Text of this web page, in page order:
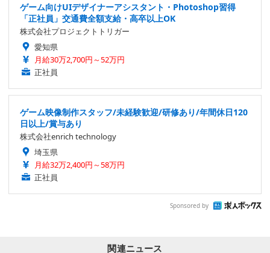
ゲーム向けUIデザイナーアシスタント・Photoshop習得
「正社員」交通費全額支給・高卒以上OK
株式会社プロジェクトトリガー
愛知県
月給30万2,700円～52万円
正社員
ゲーム映像制作スタッフ/未経験歓迎/研修あり/年間休日120
日以上/賞与あり
株式会社enrich technology
埼玉県
月給32万2,400円～58万円
正社員
Sponsored by
関連ニュース